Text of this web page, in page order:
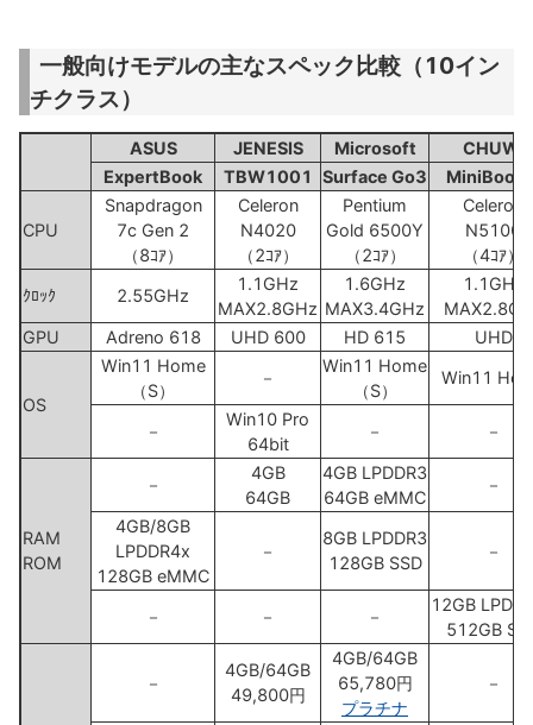
一般向けモデルの主なスペック比較（10イン
チクラス）
ASUS JENESIS Microsoft
CHUWI
ExpertBook
TBW1001 Surface Go3 MiniBook
CPU
Snapdragon
7c Gen 2
（8ｺｱ）
Celeron
N4020
（2ｺｱ）
Pentium
Gold 6500Y
（2ｺｱ）
Celeron
N5100
（4ｺｱ）
ｸﾛｯｸ
2.55GHz
1.1GHz
MAX2.8GHz
1.6GHz
MAX3.4GHz
1.1GHz
GPU
Adreno 618 UHD 600 HD 615 UHD
OS
Win11 Home
（S）
－
Win11 Home
（S）
Win11
－
Win10 Pro
64bit
－ －
RAM
ROM
－
4GB
64GB
4GB LPDDR3
64GB eMMC
－
4GB/8GB
LPDDR4x
128GB eMMC
－
8GB LPDDR3
128GB SSD
－
－ － －
12GB
512GB
－
4GB/64GB
49,800円
4GB/64GB
65,780円
プラチナ
－